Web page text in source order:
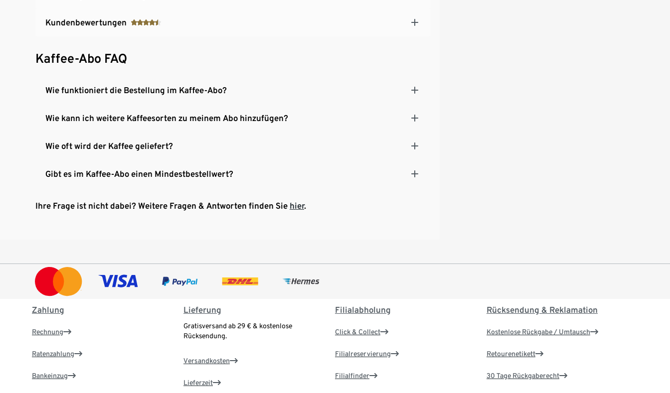
Kundenbewertungen
Kaffee-Abo FAQ
Wie funktioniert die Bestellung im Kaffee-Abo?
Wie kann ich weitere Kaffeesorten zu meinem Abo hinzufügen?
Wie oft wird der Kaffee geliefert?
Gibt es im Kaffee-Abo einen Mindestbestellwert?
Ihre Frage ist nicht dabei? Weitere Fragen & Antworten finden Sie hier.
Zahlung
Rechnung
Ratenzahlung
Bankeinzug
Lieferung
Gratisversand ab 29 € & kostenlose
Rücksendung.
Versandkosten
Lieferzeit
Filialabholung
Click & Collect
Filialreservierung
Filialfinder
Rücksendung & Reklamation
Kostenlose Rückgabe / Umtausch
Retourenetikett
30 Tage Rückgaberecht